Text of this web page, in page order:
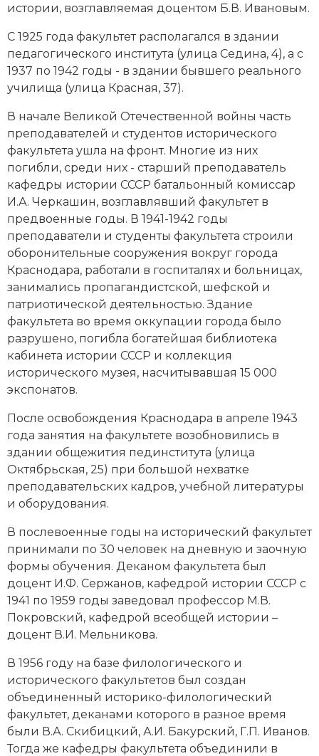
истории, возглавляемая доцентом Б.В. Ивановым.
С 1925 года факультет располагался в здании
педагогического института (улица Седина, 4), а с
1937 по 1942 годы - в здании бывшего реального
училища (улица Красная, 37).
В начале Великой Отечественной войны часть
преподавателей и студентов исторического
факультета ушла на фронт. Многие из них
погибли, среди них - старший преподаватель
кафедры истории СССР батальонный комиссар
И.А. Черкашин, возглавлявший факультет в
предвоенные годы. В 1941-1942 годы
преподаватели и студенты факультета строили
оборонительные сооружения вокруг города
Краснодара, работали в госпиталях и больницах,
занимались пропагандистской, шефской и
патриотической деятельностью. Здание
факультета во время оккупации города было
разрушено, погибла богатейшая библиотека
кабинета истории СССР и коллекция
исторического музея, насчитывавшая 15 000
экспонатов.
После освобождения Краснодара в апреле 1943
года занятия на факультете возобновились в
здании общежития пединститута (улица
Октябрьская, 25) при большой нехватке
преподавательских кадров, учебной литературы
и оборудования.
В послевоенные годы на исторический факультет
принимали по 30 человек на дневную и заочную
формы обучения. Деканом факультета был
доцент И.Ф. Сержанов, кафедрой истории СССР с
1941 по 1959 годы заведовал профессор М.В.
Покровский, кафедрой всеобщей истории –
доцент В.И. Мельникова.
В 1956 году на базе филологического и
исторического факультетов был создан
объединенный историко-филологический
факультет, деканами которого в разное время
были В.А. Скибицкий, А.И. Бакурский, Г.П. Иванов.
Тогда же кафедры факультета объединили в